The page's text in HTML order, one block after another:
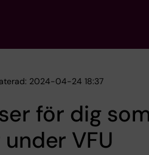
2024-04-24 18:37
för dig
VFU